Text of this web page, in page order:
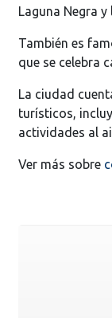
Laguna Negra
También es
que se celebra
La ciudad
turísticos,
actividades al
Ver más sobre